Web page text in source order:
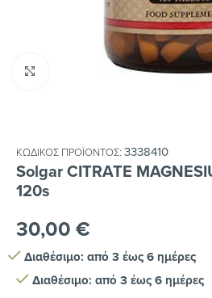
Κλικ για μεγέθυνση
Solgar CITRATE
120s
ΚΩΔΙΚΌΣ ΠΡΟΪΌΝΤΟΣ: 3338410
30,00€
Διαθέσιμο: από 3 έως 6 ημέρες
Διαθέσιμο: από 3 έως 6 ημέρες